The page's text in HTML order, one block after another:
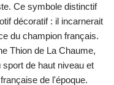
Ce symbole distinctif
décoratif : il incarnerait
du champion français.
Thion de La Chaume,
de haut niveau et
de l'époque.